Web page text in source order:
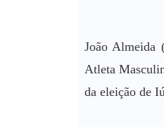
João Almeida
Atleta
da eleição de